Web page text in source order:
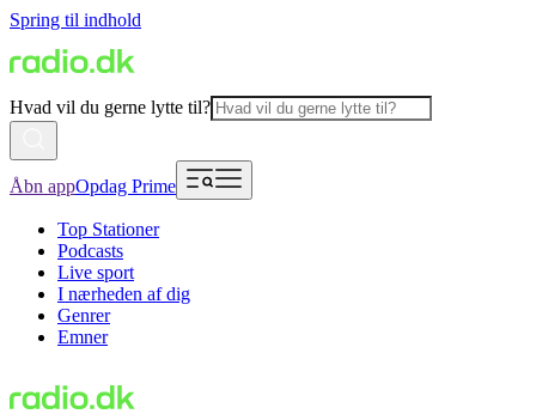
Spring til indhold
Hvad vil du gerne lytte til?
Åbn appOpdag Prime
Top Stationer
Podcasts
Live sport
I nærheden af dig
Genrer
Emner